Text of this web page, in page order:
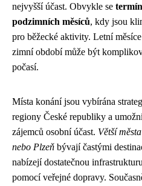
nejvyšší účast. Obvykle se
podzimních měsíců, kdy jsou
pro běžecké aktivity. Letní
zimní období může být
počasí.
Místa konání jsou vybírána
regiony České republiky a
zájemců osobní účast. Větší
nebo Plzeň bývají častými
nabízejí dostatečnou
pomocí veřejné dopravy.